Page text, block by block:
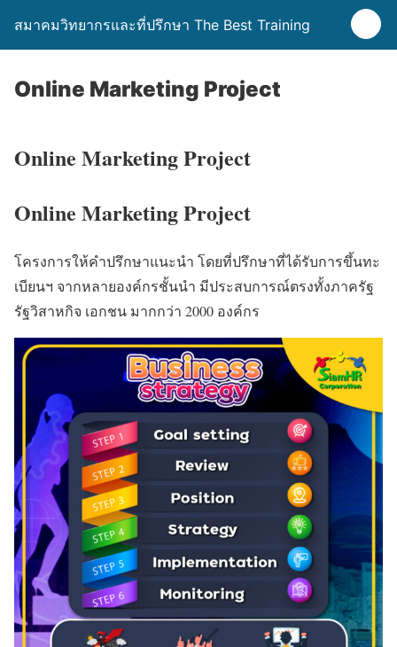
สมาคมวิทยากรและที่ปรึกษา The Best Training
Online Marketing Project
Online Marketing Project
Online Marketing Project
โครงการให้คำปรึกษาแนะนำ โดยที่ปรึกษาที่ได้รับการขึ้นทะ
เบียนฯ จากหลายองค์กรชั้นนำ มีประสบการณ์ตรงทั้งภาครัฐ
รัฐวิสาหกิจ เอกชน มากกว่า 2000 องค์กร